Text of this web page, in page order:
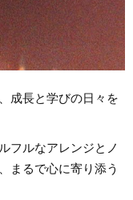
成長と学びの日々を
フルなアレンジとノ
まるで心に寄り添う